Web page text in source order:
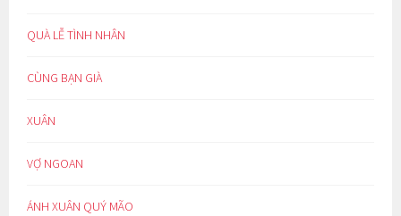
QUÀ LỄ TÌNH NHÂN
CÙNG BẠN GIÀ
XUÂN
VỢ NGOAN
ÁNH XUÂN QUÝ MÃO